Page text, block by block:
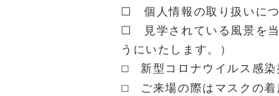
☐ 個人情報の取り扱いにつ
☐ 見学されている風景を当
うにいたします。）
☐ 新型コロナウイルス感
☐
ご来場の際はマスクの